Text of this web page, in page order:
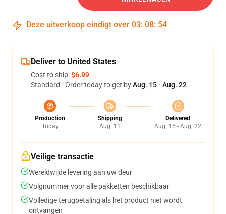
Deze uitverkoop eindigt over 03: 08: 54
Deliver to United States
Cost to ship:$6.99
Standard - Order today to get byAug. 15 - Aug. 22
Production
Today
Shipping
Aug. 11
Delivered
Aug. 15 - Aug. 22
Veilige transactie
Wereldwijde levering aan uw deur
Volgnummer voor alle pakketten beschikbaar
Volledige terugbetaling als het product niet wordt
ontvangen